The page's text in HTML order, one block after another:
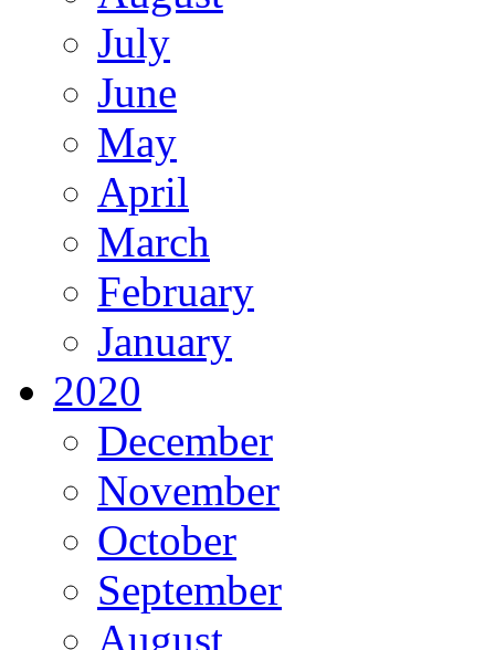
July
June
May
April
March
February
January
2020
December
November
October
September
August